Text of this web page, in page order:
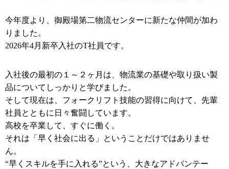
今年度より、御殿場第二物流センターに新たな仲間が加わ
りました。
2026年4月新卒入社のT社員です。
入社後の最初の１～２ヶ月は、物流業の基礎や取り扱い製
品についてしっかりと学びました。
そして現在は、フォークリフト技能の習得に向けて、先輩
社員とともに日々奮闘しています。
高校を卒業して、すぐに働く。
それは「早く社会に出る」ということだけではありませ
ん。
“早くスキルを手に入れる”という、大きなアドバンテー